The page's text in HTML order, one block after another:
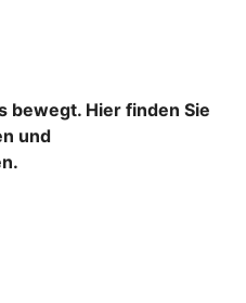
bewegt. Hier finden Sie
und